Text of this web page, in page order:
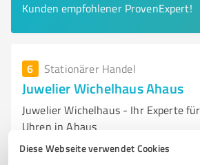
Diese Webseite verwendet Cookies
Kunden empfohlener ProvenExpert!
6 Stationärer Handel
Juwelier Wichelhaus Ahaus
Juwelier Wichelhaus - Ihr Experte
Uhren in Ahaus
JUWELIER AHAUS SCHMUCK TRAURINGE